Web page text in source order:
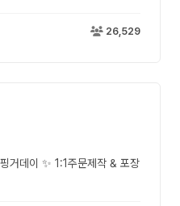
26,529
거데이 ✨ 1:1주문제작 & 포장